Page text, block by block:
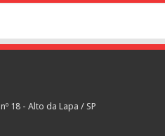
18 - Alto da Lapa / SP